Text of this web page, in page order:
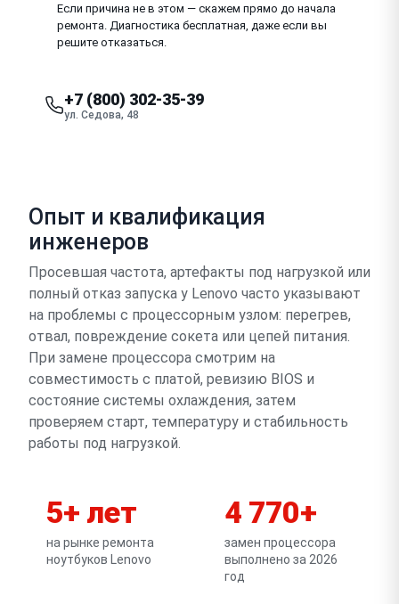
Если причина не в этом — скажем прямо до начала
ремонта. Диагностика бесплатная, даже если вы
решите отказаться.
+7 (800) 302-35-39
ул. Седова, 48
Опыт и квалификация
инженеров
Просевшая частота, артефакты под нагрузкой или
полный отказ запуска у Lenovo часто указывают
на проблемы с процессорным узлом: перегрев,
отвал, повреждение сокета или цепей питания.
При замене процессора смотрим на
совместимость с платой, ревизию BIOS и
состояние системы охлаждения, затем
проверяем старт, температуру и стабильность
работы под нагрузкой.
5+ лет
на рынке ремонта
ноутбуков Lenovo
4 770+
замен процессора
выполнено за 2026
год